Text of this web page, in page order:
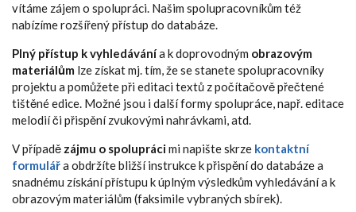
vítáme zájem o spolupráci. Našim spolupracovníkům též
nabízíme rozšířený přístup do databáze.
Plný přístup k vyhledávánía k doprovodným obrazovým
materiálům lze získat mj. tím, že se stanete spolupracovníky
projektu a pomůžete při editaci textů z počítačově přečtené
tištěné edice. Možné jsou i další formy spolupráce, např. editace
melodií či přispění zvukovými nahrávkami, atd.
V případě zájmu o spoluprácimi napište skrze kontaktní
formulářa obdržíte bližší instrukce k přispění do databáze a
snadnému získání přístupu k úplným výsledkům vyhledávání a k
obrazovým materiálům (faksimile vybraných sbírek).